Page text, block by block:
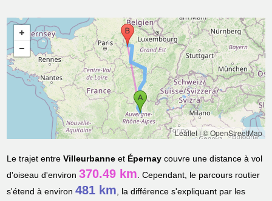
Leaflet|© OpenStreetMap
Le trajet entreVilleurbanne et Épernay couvre une distance à vol
d'oiseau d'environ370.49 km. Cependant, le parcours routier
s'étend à environ481 km, la différence s'expliquant par les